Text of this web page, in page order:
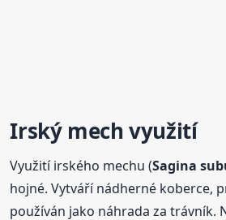
Irský mech využití
Využití irského mechu (Sagina
hojné. Vytváří nádherné koberce,
používán jako náhrada za trávník.